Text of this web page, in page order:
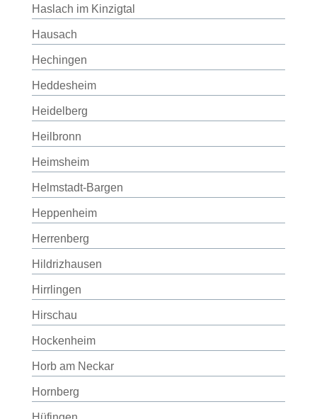
Haslach im Kinzigtal
Hausach
Hechingen
Heddesheim
Heidelberg
Heilbronn
Heimsheim
Helmstadt-Bargen
Heppenheim
Herrenberg
Hildrizhausen
Hirrlingen
Hirschau
Hockenheim
Horb am Neckar
Hornberg